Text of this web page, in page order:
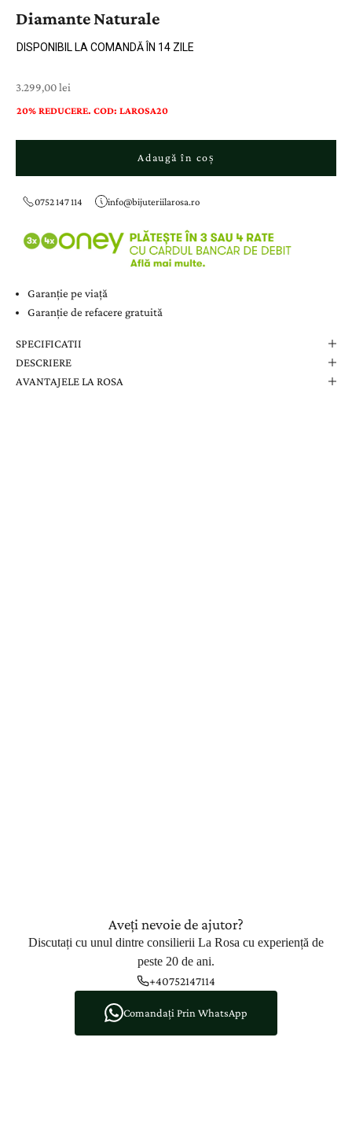
Diamante Naturale
DISPONIBIL LA COMANDĂ ÎN 14 ZILE
Preț cu reducere
3.299,00 lei
20% REDUCERE. COD: LAROSA20
Adaugă în coș
0752 147 114 info@bijuteriilarosa.ro
Garanție pe viață
Garanție de refacere gratuită
SPECIFICATII
DESCRIERE
AVANTAJELE LA ROSA
Aveți nevoie de ajutor?
Discutați cu unul dintre consilierii La Rosa cu experiență de
peste 20 de ani.
+40752147114
Comandați Prin WhatsApp